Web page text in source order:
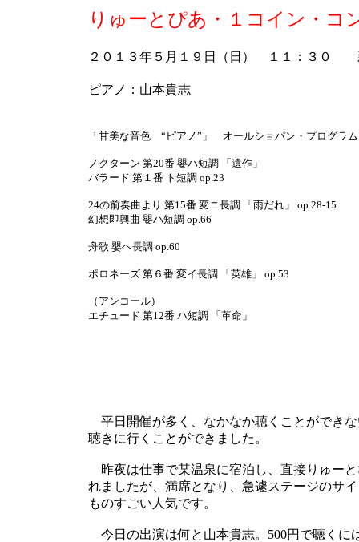
りゅーとぴあ・１コイン・
２０１３年５月１９日（日） １１：３０
ピアノ：山本貴志
「甘美な音色 “ピアノ”」 オールショパン・プログラム
ノクターン 第20番 嬰ハ短調 「遺作」
バラード 第１番 ト短調 op.23
24の前奏曲より 第15番 変ニ長調 「雨だれ」 op.28-15
幻想即興曲 嬰ハ短調 op.66
舟歌 嬰ヘ長調 op.60
ポロネーズ 第６番 変イ長調 「英雄」 op.53
（アンコール）
エチュード 第12番 ハ短調 「革命」
平日開催が多く、なかなか聴くことができ
聴きに行くことができました。
昨夜は仕事で某温泉に宿泊し、直接りゅー
れましたが、満席となり、急遽ステージのサ
ものすごい人気です。
今日の出演は何と山本貴志。500円で聴くに